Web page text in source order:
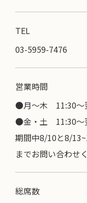
TEL
03-5959-7476
営業時間
●月～木 11:30〜
●金・土 11:30～
期間中8/10と8/
までお問い合わせ
総席数